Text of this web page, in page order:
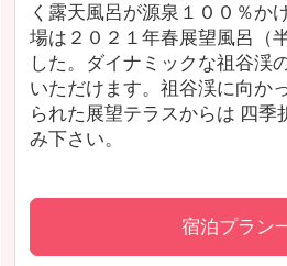
く露天風呂が源泉１００％か
場は２０２１年春展望風呂（
した。ダイナミックな祖谷渓
いただけます。祖谷渓に向か
られた展望テラスからは 四季
み下さい。
宿泊プラン